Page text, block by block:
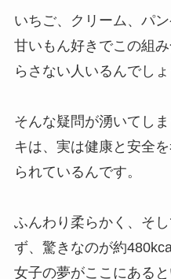
いちご、クリーム、パン
甘いもん好きでこの組
らさない人いるんでしょ
そんな疑問が湧いてし
キは、実は健康と安全を
られているんです。
ふんわり柔らかく、そ
ず、驚きなのが約
女子の夢がここにある